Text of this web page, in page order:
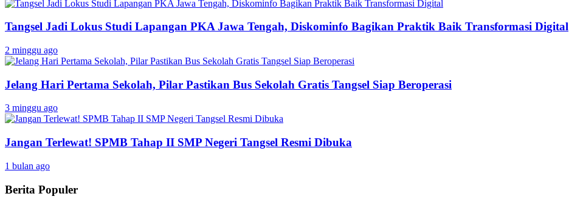
Tangsel Jadi Lokus Studi Lapangan PKA Jawa Tengah, Diskominfo Bagikan Praktik Baik Transformasi Digital
2 minggu ago
Jelang Hari Pertama Sekolah, Pilar Pastikan Bus Sekolah Gratis Tangsel Siap Beroperasi
3 minggu ago
Jangan Terlewat! SPMB Tahap II SMP Negeri Tangsel Resmi Dibuka
1 bulan ago
Berita Populer